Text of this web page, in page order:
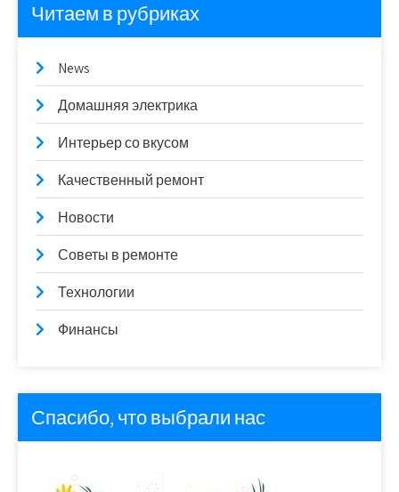
Читаем в рубриках
News
Домашняя электрика
Интерьер со вкусом
Качественный ремонт
Новости
Советы в ремонте
Технологии
Финансы
Спасибо, что выбрали нас